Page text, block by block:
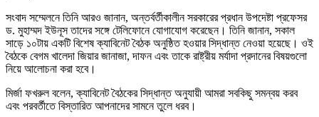
সংবাদ সম্মেলনে তিনি আরও জানান, অন্তর্বর্তীকালীন সরকারের প্রধান উপদেষ্টা প্রফেসর
ড. মুহাম্মদ ইউনূস তাদের সঙ্গে টেলিফোনে যোগাযোগ করেছেন। তিনি জানান, সকাল
সাড়ে ১০টায় একটি বিশেষ ক্যাবিনেট বৈঠক অনুষ্ঠিত হওয়ার সিদ্ধান্ত নেওয়া হয়েছে। ওই
বৈঠকে বেগম খালেদা জিয়ার জানাজা, দাফন এবং তাকে রাষ্ট্রীয় মর্যাদা প্রদানের বিষয়গুলো
নিয়ে আলোচনা করা হবে।
মির্জা ফখরুল বলেন, ক্যাবিনেট বৈঠকের সিদ্ধান্ত অনুযায়ী আমরা সবকিছু সমন্বয় করব
এবং পরবর্তীতে বিস্তারিত আপনাদের সামনে তুলে ধরব।